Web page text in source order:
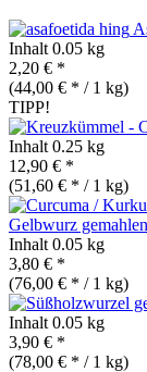
Inhalt 0.05 kg
2,20 € *
(44,00 € * / 1 kg)
TIPP!
Inhalt 0.25 kg
12,90 € *
(51,60 € * / 1 kg)
Gelbwurz gemahlen
Inhalt 0.05 kg
3,80 € *
(76,00 € * / 1 kg)
Inhalt 0.05 kg
3,90 € *
(78,00 € * / 1 kg)